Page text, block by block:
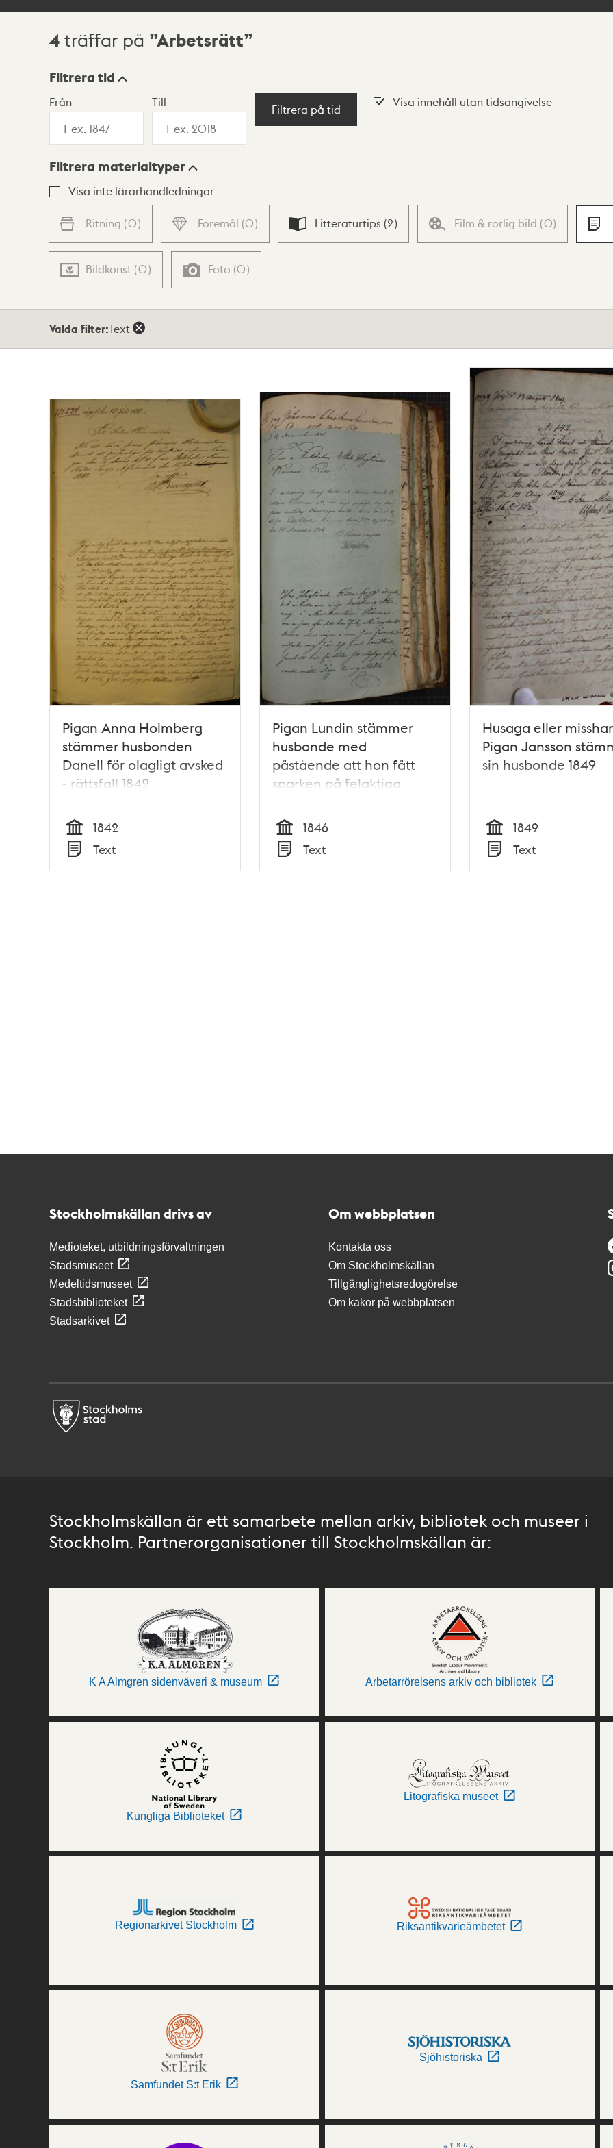
Sökresultat
4 träffar på Arbetsrätt
Visningsläge
Lista Karta
Filtrera tid
Från Till
Filtrera på tid
Visa innehåll utan tidsangivelse
Filtrera materialtyper
Visa inte lärarhandledningar
Ritning (0) Föremål (0) Litteraturtips (2) Film & rörlig bild (0)
Bildkonst (0) Foto (0)
Valda filter:Text
Pigan Anna Holmberg
stämmer husbonden
Danell för olagligt avsked
- rättsfall 1842
Tid
1842
Typ
Text
Pigan Lundin stämmer
husbonde med
påstående att hon fått
sparken på felaktiga
grunder
Tid
1846
Typ
Text
Husaga eller
Pigan Jansson
sin husbonde 1849
Tid
1849
Typ
Text
Stockholmskällan drivs av
Medioteket, utbildningsförvaltningen
Stadsmuseet
Medeltidsmuseet
Stadsbiblioteket
Stadsarkivet
Om webbplatsen
Kontakta oss
Om Stockholmskällan
Tillgänglighetsredogörelse
Om kakor på webbplatsen
Stockholmskällan är ett samarbete mellan arkiv, bibliotek och museer i
Stockholm. Partnerorganisationer till Stockholmskällan är:
K A Almgren sidenväveri & museum Arbetarrörelsens arkiv och bibliotek
Kungliga Biblioteket
Litografiska museet
Regionarkivet Stockholm Riksantikvarieämbetet
Samfundet S:t Erik
Sjöhistoriska